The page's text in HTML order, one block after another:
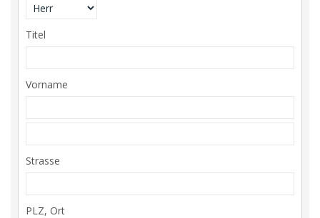
Titel
Vorname
Strasse
PLZ, Ort